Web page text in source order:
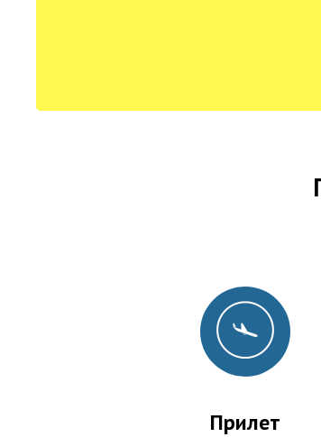
Прилет